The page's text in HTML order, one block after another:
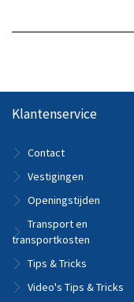
Klantenservice
Contact
Vestigingen
Openingstijden
Transport en
transportkosten
Tips & Tricks
Video's Tips & Tricks